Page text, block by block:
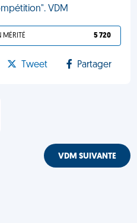
VDM
MÉRITÉ 5 720
Tweet Partager
VDM SUIVANTE